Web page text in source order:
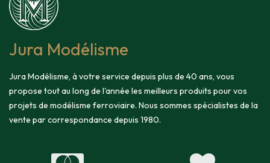
Jura Modélisme
Jura Modélisme, à votre service depuis plus de 40 ans, vous
propose tout au long de l'année les meilleurs produits pour vos
projets de modélisme ferroviaire. Nous sommes spécialistes de la
vente par correspondance depuis 1980.